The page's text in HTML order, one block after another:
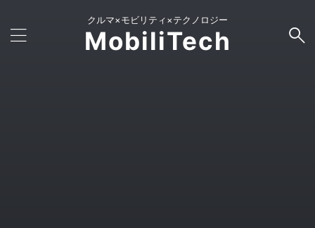
クルマ×モビリティ×テクノロジー
MobiliTech